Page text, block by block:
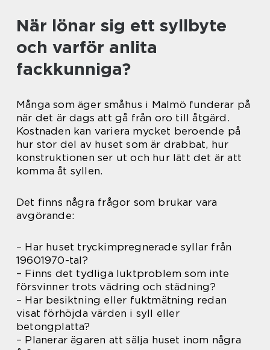
När lönar sig ett syllbyte
och varför anlita
fackkunniga?
Många som äger småhus i Malmö funderar på
när det är dags att gå från oro till åtgärd.
Kostnaden kan variera mycket beroende på
hur stor del av huset som är drabbat, hur
konstruktionen ser ut och hur lätt det är att
komma åt syllen.
Det finns några frågor som brukar vara
avgörande:
– Har huset tryckimpregnerade syllar från
19601970-tal?
– Finns det tydliga luktproblem som inte
försvinner trots vädring och städning?
– Har besiktning eller fuktmätning redan
visat förhöjda värden i syll eller
betongplatta?
– Planerar ägaren att sälja huset inom några